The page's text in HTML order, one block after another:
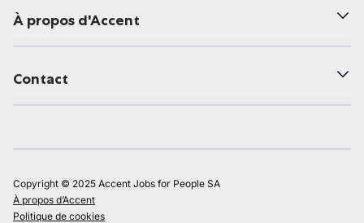
À propos d'Accent
Contact
Copyright © 2025 Accent Jobs for People SA
À propos d’Accent
Politique de cookies